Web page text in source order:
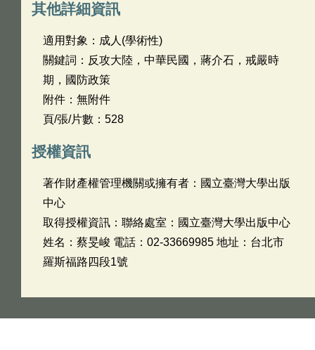
其他詳細資訊
適用對象：成人(學術性)
關鍵詞：反攻大陸，中華民國，蔣介石，戒嚴時
期，國防政策
附件：無附件
頁/張/片數：528
授權資訊
著作財產權管理機關或擁有者：國立臺灣大學出版
中心
取得授權資訊：聯絡處室：國立臺灣大學出版中心
姓名：蔡旻峻 電話：02-33669985 地址：台北市
羅斯福路四段1號